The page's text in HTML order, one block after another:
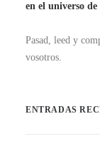
en el universo
Pasad, leed y
vosotros.
ENTRADAS